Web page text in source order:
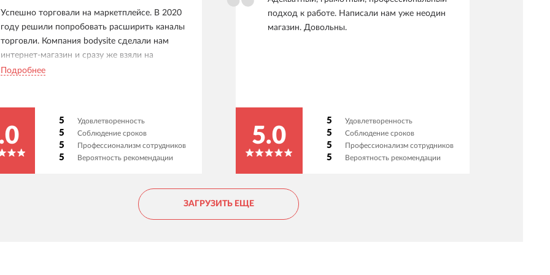
Успешно торговали на маркетплейсе. В 2020
году решили попробовать расширить каналы
торговли. Компания bodysite сделали нам
интернет-магазин и сразу же взяли на
продвижение. Благодаря этому вышли на
интегрированы.
Подробнее
5 Удовлетворенность
5 Соблюдение сроков
5 Профессионализм сотрудников
5 Вероятность рекомендации
подход к работе. Написали нам уже неодин
магазин. Довольны.
5.0
5 Удовлетворенность
5 Соблюдение сроков
5 Профессионализм сотрудников
5 Вероятность рекомендации
ЗАГРУЗИТЬ ЕЩЕ